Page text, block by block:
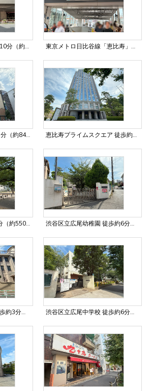
JR「恵比寿」駅 徒歩約10分（約750m） 東京メトロ日比谷線「恵比寿」駅 徒歩約10分（約750m）
アトレ恵比寿 徒歩約11分（約845m） 恵比寿プライムスクエア 徒歩約3分（約200m）
恵比寿東公園 徒歩約7分（約550m） 渋谷区立広尾幼稚園 徒歩約6分（約474m）
渋谷区立広尾小学校 徒歩約3分（約190m） 渋谷区立広尾中学校 徒歩約6分（約431m）2025年8月より建て替え工事中 2028年6月末完成予定